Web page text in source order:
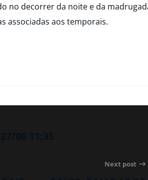
no decorrer da noite e da
associadas aos temporais.
Next post